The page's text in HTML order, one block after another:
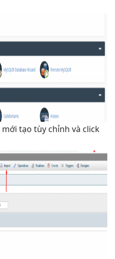
mới tạo tùy chỉnh và click